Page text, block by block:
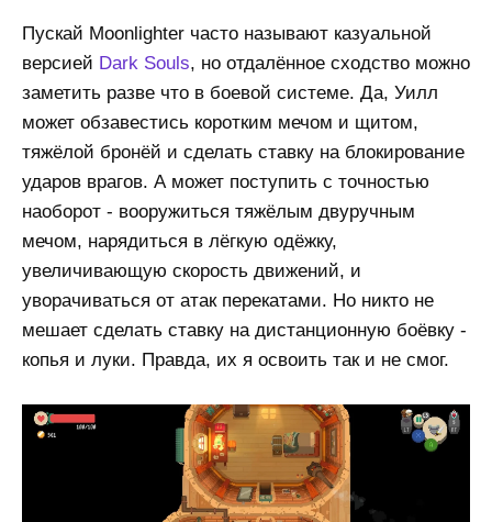
Пускай Moonlighter часто называют казуальной
версией Dark Souls, но отдалённое сходство можно
заметить разве что в боевой системе. Да, Уилл
может обзавестись коротким мечом и щитом,
тяжёлой бронёй и сделать ставку на блокирование
ударов врагов. А может поступить с точностью
наоборот - вооружиться тяжёлым двуручным
мечом, нарядиться в лёгкую одёжку,
увеличивающую скорость движений, и
уворачиваться от атак перекатами. Но никто не
мешает сделать ставку на дистанционную боёвку -
копья и луки. Правда, их я освоить так и не смог.